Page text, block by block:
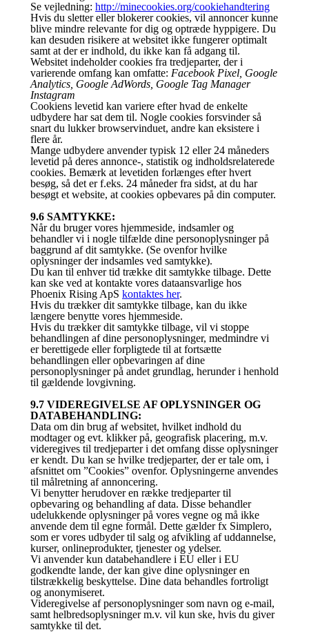
Se vejledning: http://minecookies.org/cookiehandtering
Hvis du sletter eller blokerer cookies, vil annoncer kunne
blive mindre relevante for dig og optræde hyppigere. Du
kan desuden risikere at websitet ikke fungerer optimalt
samt at der er indhold, du ikke kan få adgang til.
Websitet indeholder cookies fra tredjeparter, der i
varierende omfang kan omfatte: Facebook Pixel, Google
Analytics, Google AdWords, Google Tag Manager
Instagram
Cookiens levetid kan variere efter hvad de enkelte
udbydere har sat dem til. Nogle cookies forsvinder så
snart du lukker browservinduet, andre kan eksistere i
flere år.
Mange udbydere anvender typisk 12 eller 24 måneders
levetid på deres annonce-, statistik og indholdsrelaterede
cookies. Bemærk at levetiden forlænges efter hvert
besøg, så det er f.eks. 24 måneder fra sidst, at du har
besøgt et website, at cookies opbevares på din computer.
9.6 SAMTYKKE:
Når du bruger vores hjemmeside, indsamler og
behandler vi i nogle tilfælde dine personoplysninger på
baggrund af dit samtykke. (Se ovenfor hvilke
oplysninger der indsamles ved samtykke).
Du kan til enhver tid trække dit samtykke tilbage. Dette
kan ske ved at kontakte vores dataansvarlige hos
Phoenix Rising ApS kontaktes her.
Hvis du trækker dit samtykke tilbage, kan du ikke
længere benytte vores hjemmeside.
Hvis du trækker dit samtykke tilbage, vil vi stoppe
behandlingen af dine personoplysninger, medmindre vi
er berettigede eller forpligtede til at fortsætte
behandlingen eller opbevaringen af dine
personoplysninger på andet grundlag, herunder i henhold
til gældende lovgivning.
9.7 VIDEREGIVELSE AF OPLYSNINGER OG
DATABEHANDLING:
Data om din brug af websitet, hvilket indhold du
modtager og evt. klikker på, geografisk placering, m.v.
videregives til tredjeparter i det omfang disse oplysninger
er kendt. Du kan se hvilke tredjeparter, der er tale om, i
afsnittet om ”Cookies” ovenfor. Oplysningerne anvendes
til målretning af annoncering.
Vi benytter herudover en række tredjeparter til
opbevaring og behandling af data. Disse behandler
udelukkende oplysninger på vores vegne og må ikke
anvende dem til egne formål. Dette gælder fx Simplero,
som er vores udbyder til salg og afvikling af uddannelse,
kurser, onlineprodukter, tjenester og ydelser.
Vi anvender kun databehandlere i EU eller i EU
godkendte lande, der kan give dine oplysninger en
tilstrækkelig beskyttelse. Dine data behandles fortroligt
og anonymiseret.
Videregivelse af personoplysninger som navn og e-mail,
samt helbredsoplysninger m.v. vil kun ske, hvis du giver
samtykke til det.